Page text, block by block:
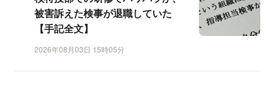
被害訴えた検事が退職していた
【手記全文】
2026年08月03日 15時05分